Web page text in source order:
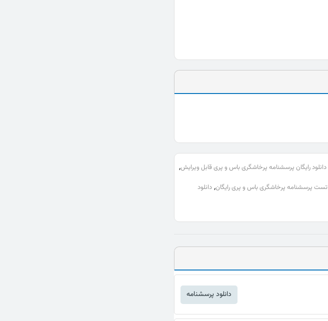
دانلود رایگان پرسشنامه پرخاشگری باس و پری قابل ویرایش,
تست پرسشنامه پرخاشگری باس و پری رایگان, دانلود
دانلود پرسشنامه